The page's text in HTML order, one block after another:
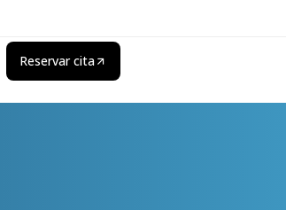
Reservar cita